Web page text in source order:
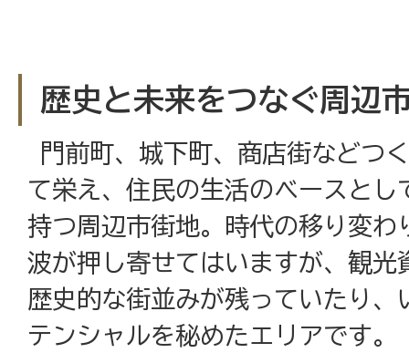
歴史と未来をつなぐ周辺
門前町、城下町、商店街などつ
て栄え、住民の生活のベースとし
持つ周辺市街地。時代の移り変わ
波が押し寄せてはいますが、観光
歴史的な街並みが残っていたり、
テンシャルを秘めたエリアです。